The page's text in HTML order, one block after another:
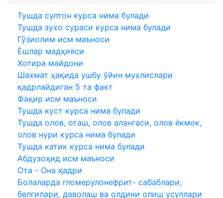
Тушда султон курса нима булади
Тушда зухо сураси курса нима булади
Гўзиолим исм маъноси
Ёшлар мадҳияси
Хотира майдони
Шахмат ҳақида ушбу ўйин мухлислари
қадрлайдиган 5 та факт
Фақир исм маъноси
Тушда куст курса нима булади
Тушда олов, оташ, олов алангаси, олов ёкмок,
олов нури курса нима булади
Тушда катик курса нима булади
Абдузоҳид исм маъноси
Ота - Она қадри
Болаларда гломерулонефрит- сабаблари,
белгилари, даволаш ва олдини олиш усуллари